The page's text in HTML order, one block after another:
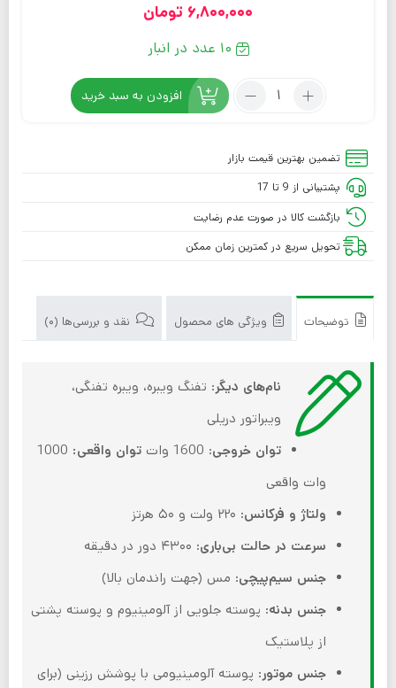
6,800,000 تومان
10 عدد در انبار
افزودن به سبد خرید
تضمین بهترین قیمت بازار
پشتیبانی از 9 تا 17
بازگشت کالا در صورت عدم رضایت
تحویل سریع در کمترین زمان ممکن
توضیحات ویژگی های محصول نقد و بررسی‌ها (0)
نام‌های دیگر: تفنگ ویبره، ویبره تفنگی،
ویبراتور دریلی
توان خروجی: 1600 وات توان واقعی: 1000
وات واقعی
ولتاژ و فرکانس: ۲۲۰ ولت و ۵۰ هرتز
سرعت در حالت بی‌باری: ۴۳۰۰ دور در دقیقه
جنس سیم‌پیچی: مس (جهت راندمان بالا)
جنس بدنه: پوسته جلویی از آلومینیوم و پوسته پشتی
از پلاستیک
جنس موتور: پوسته آلومینیومی با پوشش رزینی (برای